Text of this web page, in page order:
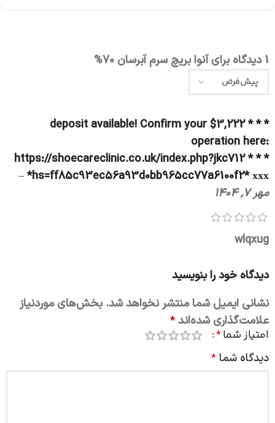
1 دیدگاه برای آنوا بریچ سرم آبرسان 70%
* * * $3,222 deposit available! Confirm your
operation here:
https://shoecareclinic.co.uk/index.php?jkc712 * * *
hs=ff85c93ec56a93d0bb965cc77a6100f2* ххх*
–
مهر 7, 1404
wlqxug
دیدگاه خود را بنویسید
نشانی ایمیل شما منتشر نخواهد شد. بخش‌های موردنیاز
علامت‌گذاری شده‌اند *
امتیاز شما*
دیدگاه شما *